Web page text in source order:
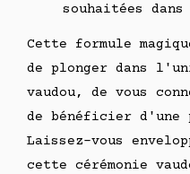
souhaitées
Cette formule
de plonger dans
vaudou, de vous
de bénéficier d'une
Laissez-vous
cette cérémonie